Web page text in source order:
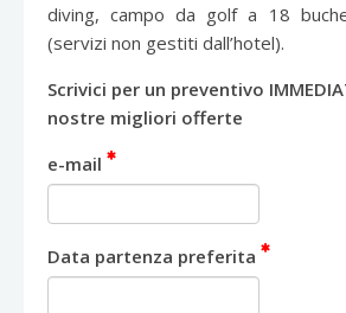
diving, campo da golf a 18
(servizi non gestiti dall’hotel).
Scrivici per un preventivo
nostre migliori offerte
e-mail
Data partenza preferita